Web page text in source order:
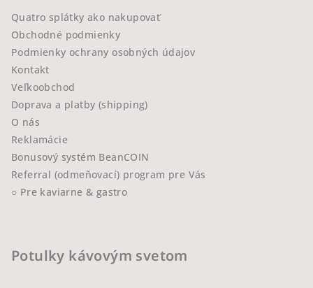
Quatro splátky ako nakupovať
Obchodné podmienky
Podmienky ochrany osobných údajov
Kontakt
Veľkoobchod
Doprava a platby (shipping)
O nás
Reklamácie
Bonusový systém BeanCOIN
Referral (odmeňovací) program pre Vás
○ Pre kaviarne & gastro
Potulky kávovým svetom